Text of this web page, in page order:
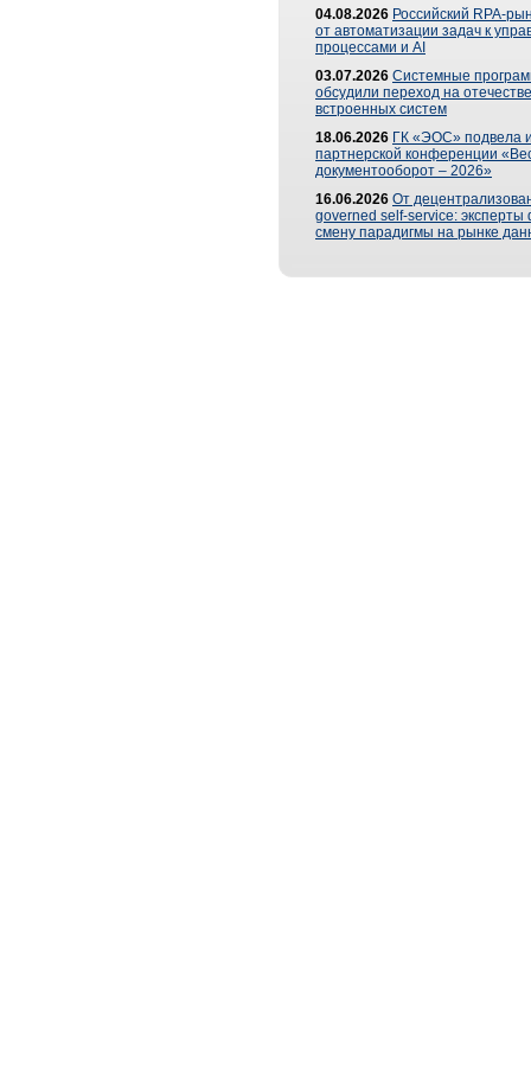
04.08.2026 Российский RPA-
от автоматизации задач к
процессами и AI
03.07.2026 Системные
обсудили переход на
встроенных систем
18.06.2026 ГК «ЭОС» подвела
партнерской конференции
документооборот – 2026»
16.06.2026 От
governed self-service: эксперты
смену парадигмы на рынке